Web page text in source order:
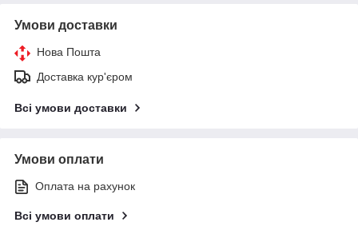
Умови доставки
Нова Пошта
Доставка кур'єром
Всі умови доставки
Умови оплати
Оплата на рахунок
Всі умови оплати